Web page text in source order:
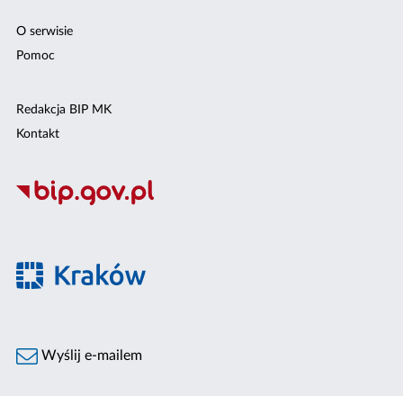
O serwisie
Pomoc
Redakcja BIP MK
Kontakt
Wyślij e-mailem